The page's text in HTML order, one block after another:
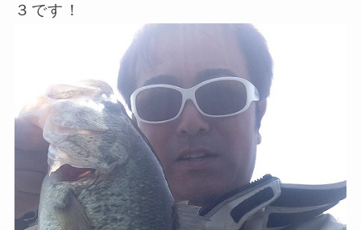
３です！